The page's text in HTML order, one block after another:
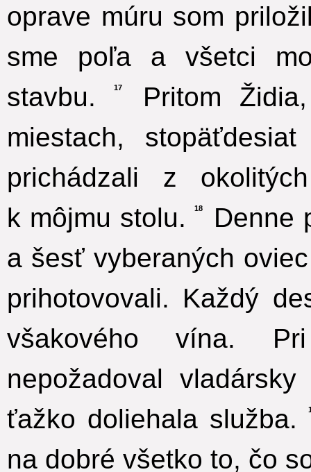
oprave múru som
sme poľa a všetci
stavbu.
17
Pritom
miestach,
prichádzali z
k môjmu stolu.
18
Denne
a šesť vyberaných
prihotovovali. Každý
všakového vína.
nepožadoval
ťažko doliehala služba.
na dobré všetko to, čo